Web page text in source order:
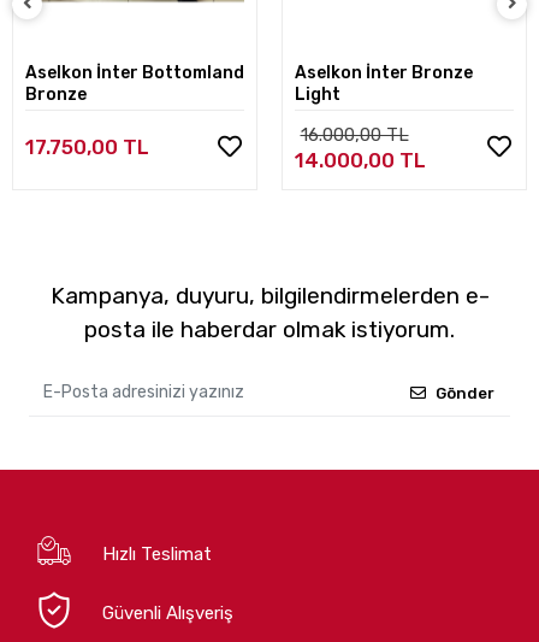
Aselkon İnter Bottomland
Bronze
17.750,00 TL
Aselkon İnter Bronze
Light
16.000,00 TL
14.000,00 TL
Kampanya, duyuru, bilgilendirmelerden e-
posta ile haberdar olmak istiyorum.
Gönder
Hızlı Teslimat
Güvenli Alışveriş